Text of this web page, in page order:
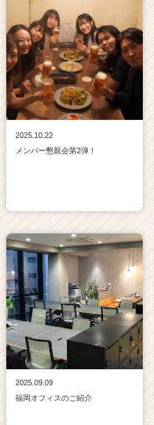
2025.10.22
メンバー懇親会第2弾！
2025.09.09
福岡オフィスのご紹介